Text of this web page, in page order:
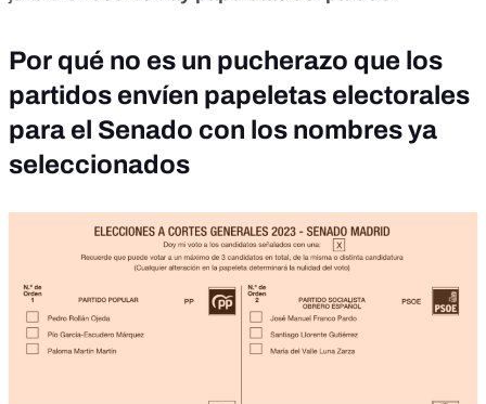
Por qué no es un pucherazo que los
partidos envíen papeletas electorales
para el Senado con los nombres ya
seleccionados